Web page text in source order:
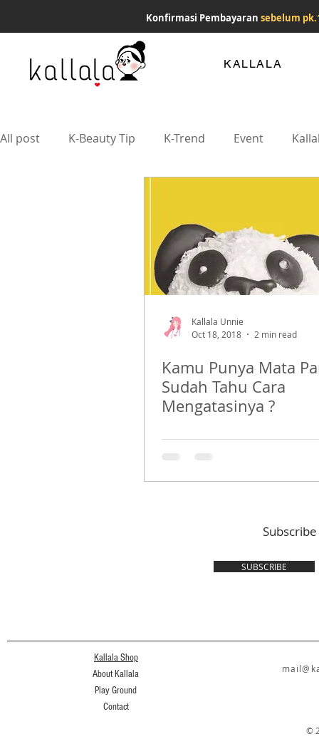
Konfirmasi Pembayaran sebelum
KALLALA
All post K-Beauty Tip K-Trend Event
Kallala Unnie
Oct 18, 2018
2 min read
Kamu Punya Mata
Sudah Tahu Cara
Mengatasinya ?
Subscribe
SUBSCRIBE
Kallala Shop
About Kallala
Play Ground
Contact
©